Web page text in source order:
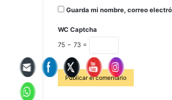
Guarda mi nombre, correo
WC Captcha
75 − 73 =